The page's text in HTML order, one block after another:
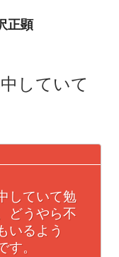
正顕
していて
していて勉
どうやら不
いるよう
。